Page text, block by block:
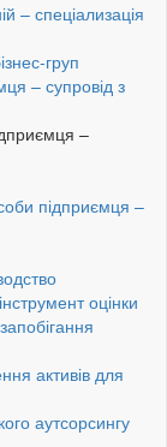
– спеціализація
груп
– супровід з
–
підприємця –
оцінки
активів для
аутсорсингу